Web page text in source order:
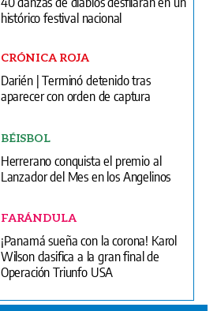
histórico festival nacional
CRÓNICA ROJA
Darién | Terminó detenido tras
aparecer con orden de captura
BÉISBOL
Herrerano conquista el premio al
Lanzador del Mes en los Angelinos
FARÁNDULA
¡Panamá sueña con la corona! Karol
Wilson clasifica a la gran final de
Operación Triunfo USA